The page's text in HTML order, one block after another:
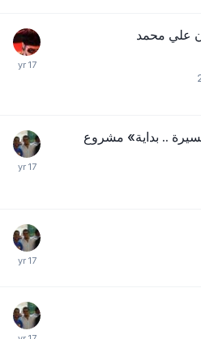
علي محمد
.. بداية» مشروع